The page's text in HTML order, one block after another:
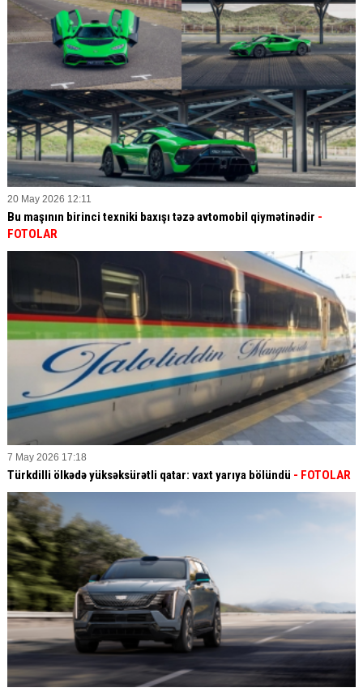
20 May 2026 12:11
Bu maşının birinci texniki baxışı təzə avtomobil qiymətinədir -
FOTOLAR
7 May 2026 17:18
Türkdilli ölkədə yüksəksürətli qatar: vaxt yarıya bölündü - FOTOLAR